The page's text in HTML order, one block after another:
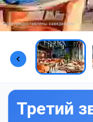
Фото предоставлены заведением
Третий